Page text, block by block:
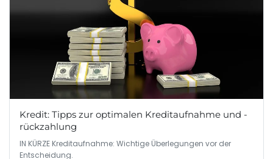
Kredit: Tipps zur optimalen Kreditaufnahme und -
rückzahlung
IN KÜRZE Kreditaufnahme: Wichtige Überlegungen vor der
Entscheidung.